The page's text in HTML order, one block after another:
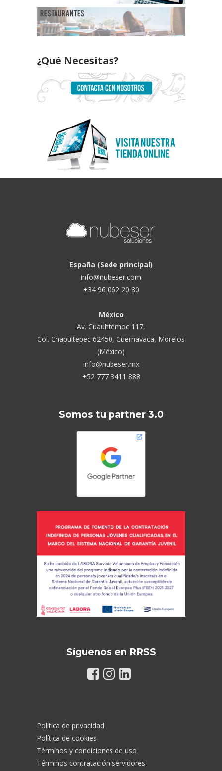
¿Qué Necesitas?
España (Sede principal)
info@nubeser.com
+34 96 062 20 80
México
Av. Cuauhtémoc 117,
Col. Chapultepec 62450, Cuernavaca, Morelos
(México)
info@nubeser.mx
+52 777 3411 888
Somos tu partner 3.0
Síguenos en RRSS
Política de privacidad
Política de cookies
Términos y condiciones de uso
Términos contratación servidores